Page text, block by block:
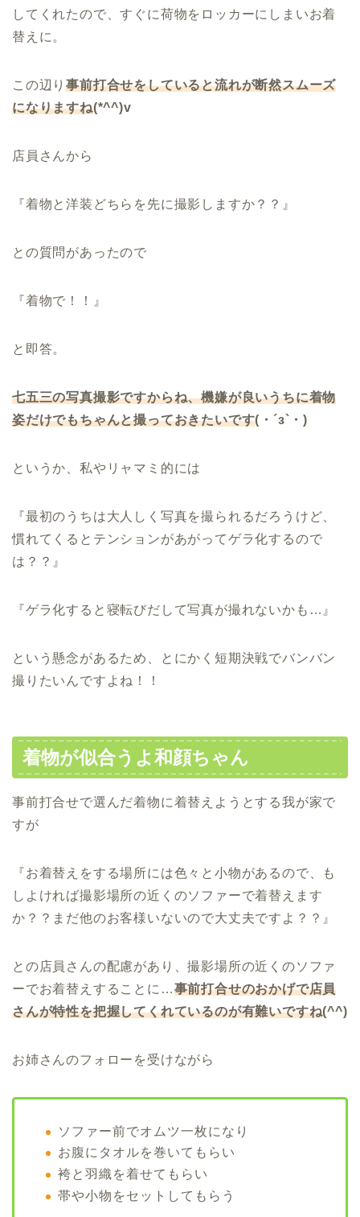
してくれたので、すぐに荷物をロッカーにしまいお着
替えに。
この辺り事前打合せをしていると流れが断然スムーズ
になりますね(*^^)v
店員さんから
『着物と洋装どちらを先に撮影しますか？？』
との質問があったので
『着物で！！』
と即答。
七五三の写真撮影ですからね、機嫌が良いうちに着物
姿だけでもちゃんと撮っておきたいです(・´з`・)
というか、私やリャマミ的には
『最初のうちは大人しく写真を撮られるだろうけど、
慣れてくるとテンションがあがってゲラ化するので
は？？』
『ゲラ化すると寝転びだして写真が撮れないかも…』
という懸念があるため、とにかく短期決戦でバンバン
撮りたいんですよね！！
着物が似合うよ和顔ちゃん
事前打合せで選んだ着物に着替えようとする我が家で
すが
『お着替えをする場所には色々と小物があるので、も
しよければ撮影場所の近くのソファーで着替えます
か？？まだ他のお客様いないので大丈夫ですよ？？』
との店員さんの配慮があり、撮影場所の近くのソファ
ーでお着替えすることに…事前打合せのおかげで店員
さんが特性を把握してくれているのが有難いですね(^^)
お姉さんのフォローを受けながら
ソファー前でオムツ一枚になり
お腹にタオルを巻いてもらい
袴と羽織を着せてもらい
帯や小物をセットしてもらう